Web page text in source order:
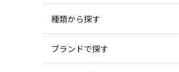
種類から探す
ブランドで探す